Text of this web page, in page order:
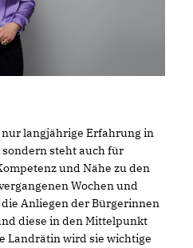
langjährige Erfahrung in
steht auch für
und Nähe zu den
Wochen und
Anliegen der Bürgerinnen
diese in den Mittelpunkt
Landrätin wird sie wichtige